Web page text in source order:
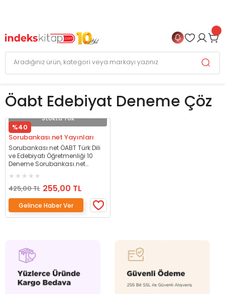
Öabt Edebiyat Deneme Çöz
Stokta Yok
%40
Sorubankası.net Yayınları
Sorubankası.net ÖABT Türk Dili
ve Edebiyatı Öğretmenliği 10
Deneme Sorubankası.net
425,00 TL 255,00 TL
Gelince Haber Ver